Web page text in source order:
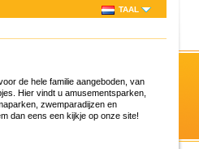
TAAL
de hele familie aangeboden, van
Hier vindt u amusementsparken,
zwemparadijzen en
dan eens een kijkje op onze site!